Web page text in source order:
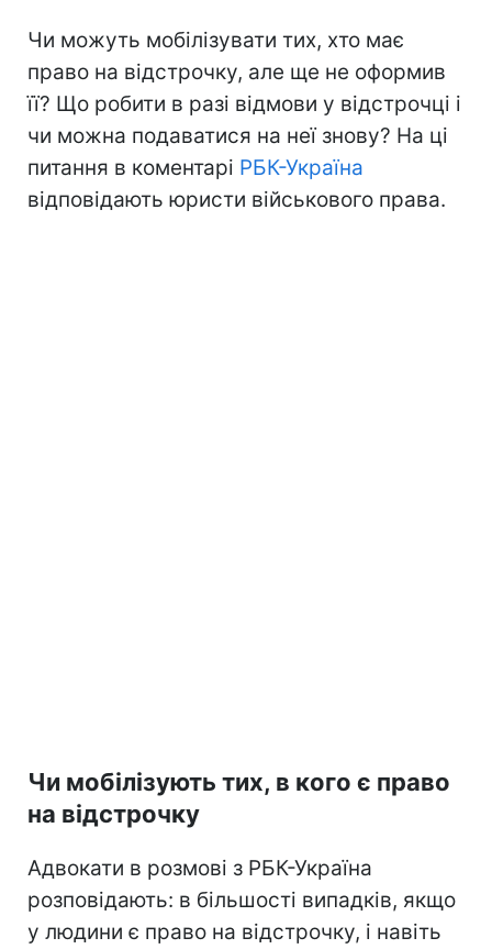
Чи можуть мобілізувати тих, хто має
право на відстрочку, але ще не оформив
її? Що робити в разі відмови у відстрочці і
чи можна подаватися на неї знову? На ці
питання в коментарі РБК-Україна
відповідають юристи військового права.
Чи мобілізують тих, в кого є право
на відстрочку
Адвокати в розмові з РБК-Україна
розповідають: в більшості випадків, якщо
у людини є право на відстрочку, і навіть